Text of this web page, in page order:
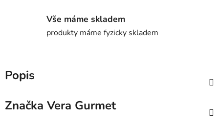
Vše máme skladem
produkty máme fyzicky skladem
Popis
Značka Vera Gurmet